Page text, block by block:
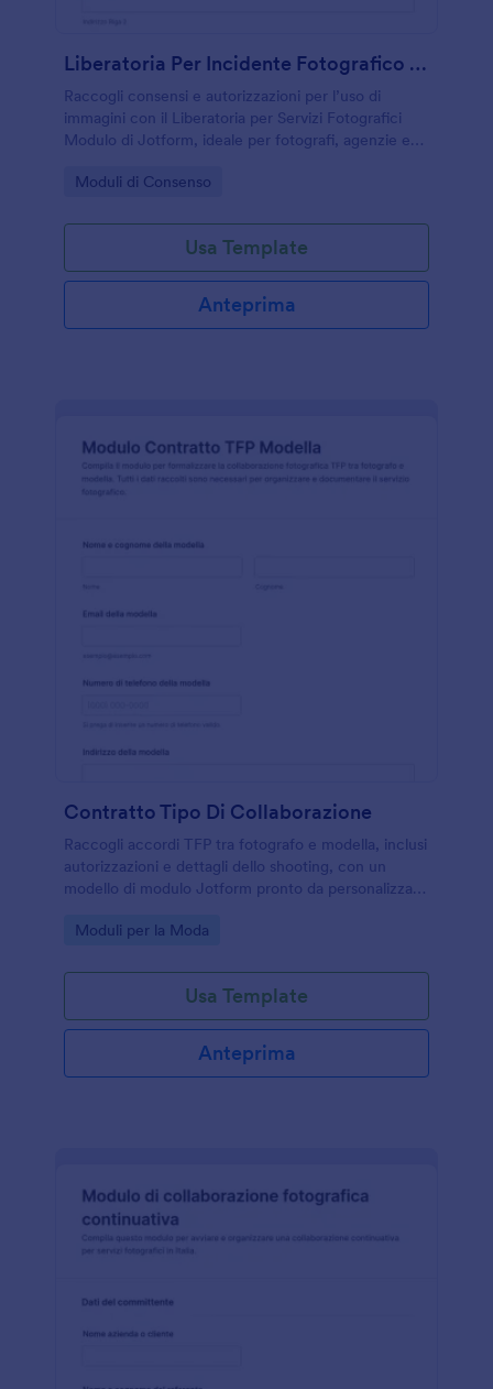
Liberatoria Per Incidente Fotografico Waiver
Raccogli consensi e autorizzazioni per l’uso di
immagini con il Liberatoria per Servizi Fotografici
Modulo di Jotform, ideale per fotografi, agenzie ed
risposte del modulo online.
Go to Category:
Moduli di Consenso
Usa Template
Anteprima
Contratto Tipo Di Collaborazione
Raccogli accordi TFP tra fotografo e modella, inclusi
autorizzazioni e dettagli dello shooting, con un
modello di modulo Jotform pronto da personalizzare
ordinata.
Go to Category:
Moduli per la Moda
Usa Template
Anteprima